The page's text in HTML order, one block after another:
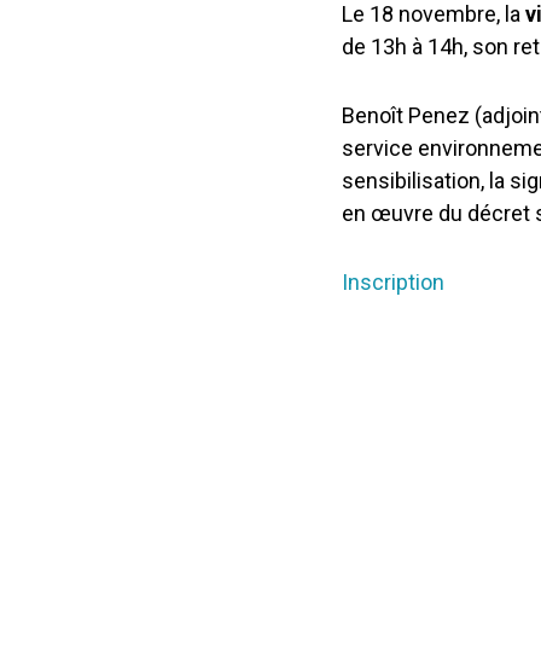
Le 18 novembre, la
de 13h à 14h, son
Benoît Penez
service
sensibilisation, la
en œuvre du décret
Inscription